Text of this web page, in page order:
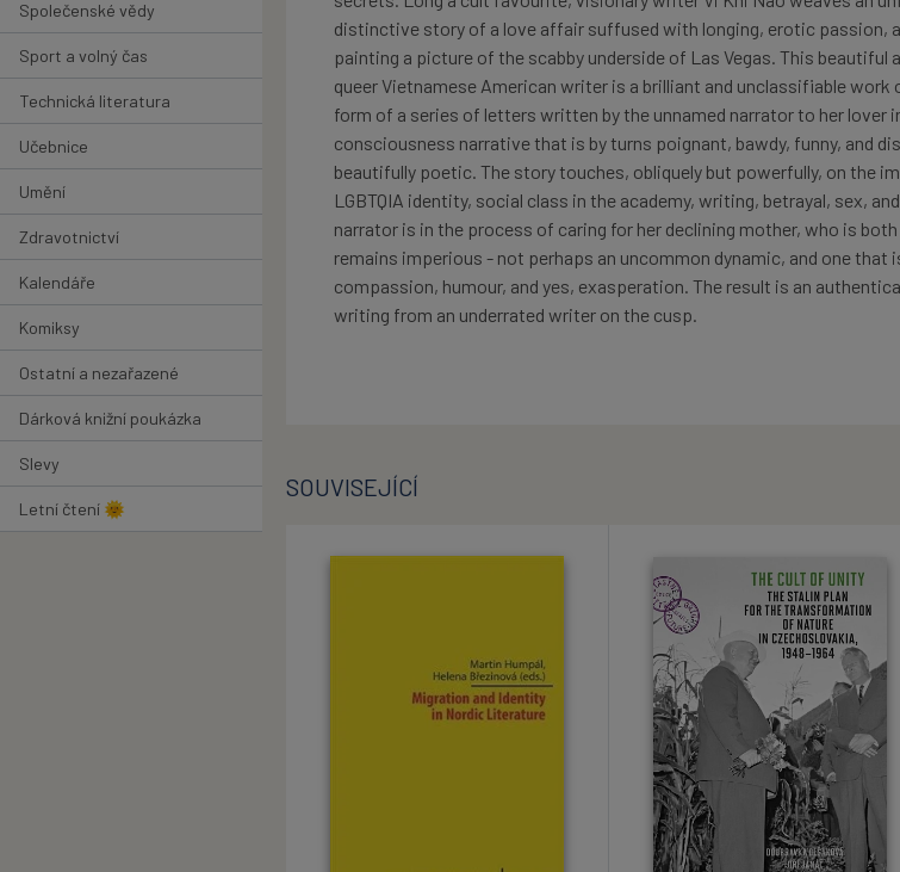
Společenské vědy
Sport a volný čas
Technická literatura
Učebnice
Umění
Zdravotnictví
Kalendáře
Komiksy
Ostatní a nezařazené
Dárková knižní poukázka
Slevy
Letní čtení 🌞
distinctive story of a love affair suffused with longing, erotic passion,
painting a picture of the scabby underside of Las Vegas. This beautiful
queer Vietnamese American writer is a brilliant and unclassifiable
form of a series of letters written by the unnamed narrator to her lover
consciousness narrative that is by turns poignant, bawdy, funny, and
beautifully poetic. The story touches, obliquely but powerfully, on the
LGBTQIA identity, social class in the academy, writing, betrayal, sex,
narrator is in the process of caring for her declining mother, who is
remains imperious - not perhaps an uncommon dynamic, and one that
compassion, humour, and yes, exasperation. The result is an
writing from an underrated writer on the cusp.
SOUVISEJÍCÍ